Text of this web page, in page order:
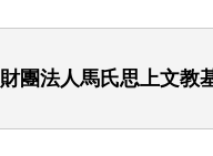
財團法人馬氏思上文教